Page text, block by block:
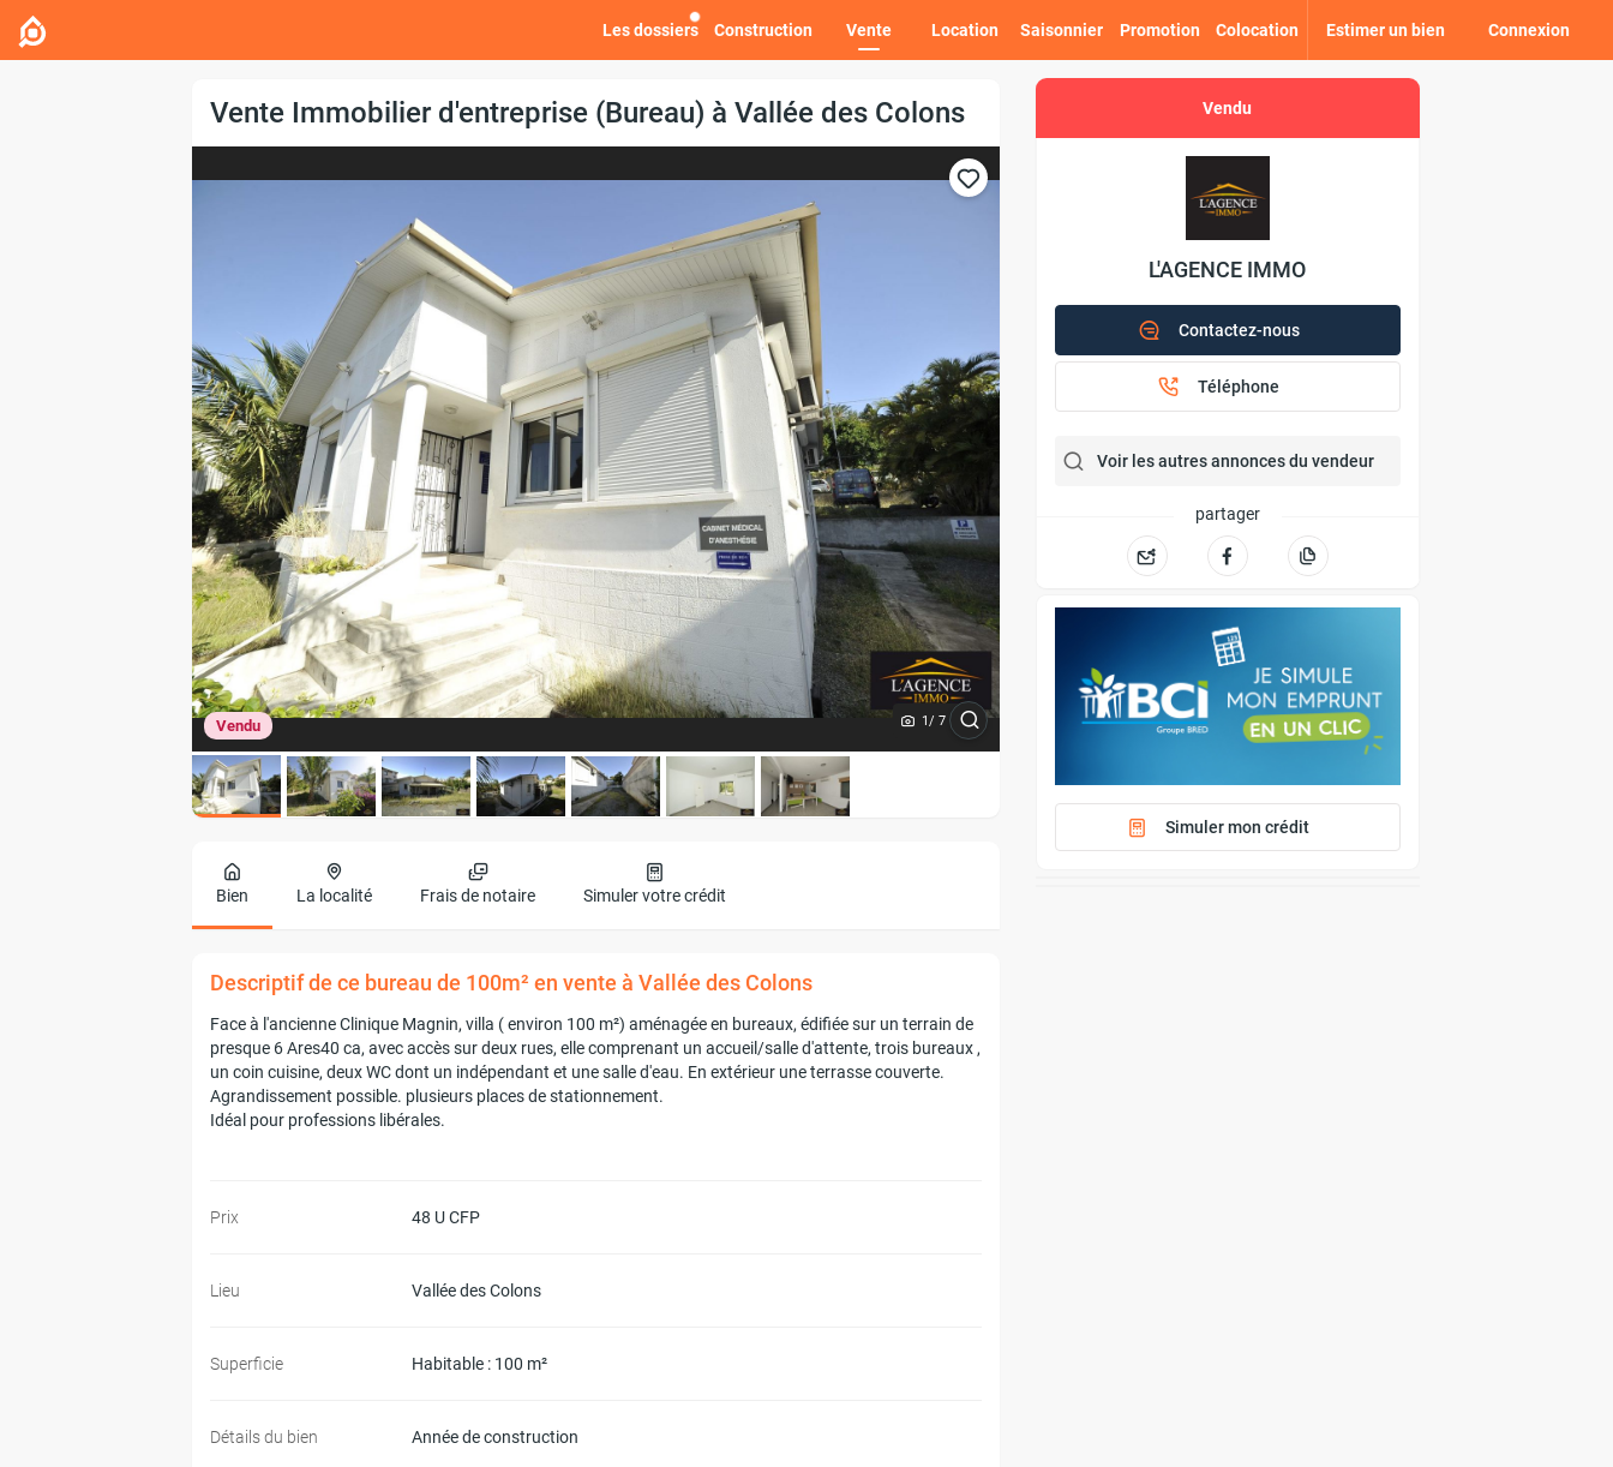
Estimer un bien Connexion
Les dossiers Construction Vente Location Saisonnier Promotion Colocation
Vente Immobilier d'entreprise (Bureau) à Vallée des Colons
1/ 7
Vendu
Bien La localité Frais de notaire Simuler votre crédit
Descriptif de ce bureau de 100m² en vente à Vallée des Colons
Face à l'ancienne Clinique Magnin, villa ( environ 100 m²) aménagée en bureaux, édifiée sur un terrain de
presque 6 Ares40 ca, avec accès sur deux rues, elle comprenant un accueil/salle d'attente, trois bureaux ,
un coin cuisine, deux WC dont un indépendant et une salle d'eau. En extérieur une terrasse couverte.
Agrandissement possible. plusieurs places de stationnement.
Idéal pour professions libérales.
Prix 48 U CFP
Lieu Vallée des Colons
Superficie Habitable : 100 m²
Détails du bien Année de construction
Vendu
L'AGENCE IMMO
Contactez-nous
Téléphone
Voir les autres annonces du vendeur
partager
Simuler mon crédit